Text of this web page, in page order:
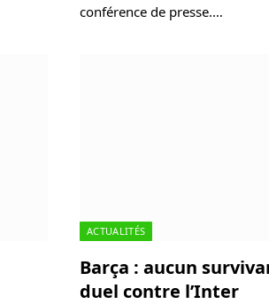
conférence de presse.…
ACTUALITÉS
Barça : aucun
duel contre l’Inter